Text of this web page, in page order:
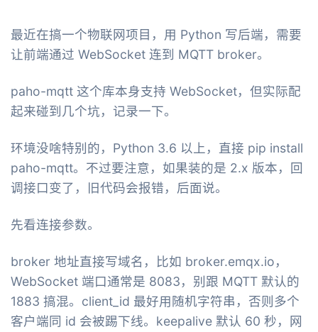
最近在搞一个物联网项目，用 Python 写后端，需要
让前端通过 WebSocket 连到 MQTT broker。
paho-mqtt 这个库本身支持 WebSocket，但实际配
起来碰到几个坑，记录一下。
环境没啥特别的，Python 3.6 以上，直接 pip install
paho-mqtt。不过要注意，如果装的是 2.x 版本，回
调接口变了，旧代码会报错，后面说。
先看连接参数。
broker 地址直接写域名，比如 broker.emqx.io，
WebSocket 端口通常是 8083，别跟 MQTT 默认的
1883 搞混。client_id 最好用随机字符串，否则多个
客户端同 id 会被踢下线。keepalive 默认 60 秒，网